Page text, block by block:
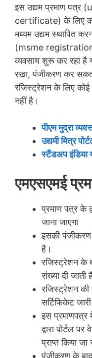
इस उद्यम प्रमाण
certificate) के लिए
मध्यम उद्यम स्थापित
(msme
व्यवसाय शुरू कर रहा
रखा, पंजीकरण कर
रजिस्ट्रेशन के लिए
नहीं है।
पीएम मुद्रा
उद्यमी मित्र
स्टैंडअप इंडिया
एमएसएमई
प्रमाण पत्र के
जाना जाएगा
इसकी पंजीकरण
है।
रजिस्ट्रेशन के
संख्या दी जाती
रजिस्ट्रेशन की
सर्टिफिकेट
इस
द्वारा पोर्टल
प्राप्त किया
पंजीकरण के